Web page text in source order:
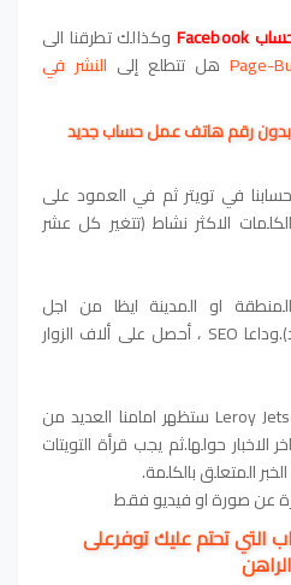
Facebook وكذالك تطرقنا الى
هل تتطلع إلى النشر في
بدون رقم هاتف عمل حساب جديد
في تويتر ثم في العمود على
الاكثر نشاط (تتغير كل عشر
او المدينة ايظا من اجل
الاستهداف (عدد الدول محدود).وداعا SEO ، أحصل على ألاف الزوار
نختار كلمة ما ، مثل جميل Leroy Jetson ستظهر امامنا العديد من
الاخبار حولها.ثم يجب قرأة التويتات
المتعلق بالكلمة.
عن صورة او فيديو فقط
التي تحتم عليك توفرعلى